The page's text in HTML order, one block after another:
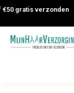
gratis verzonden •